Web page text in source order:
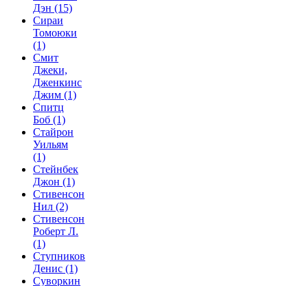
Дэн (15)
Сираи
Томоюки
(1)
Смит
Джеки,
Дженкинс
Джим (1)
Спитц
Боб (1)
Стайрон
Уильям
(1)
Стейнбек
Джон (1)
Стивенсон
Нил (2)
Стивенсон
Роберт Л.
(1)
Ступников
Денис (1)
Суворкин